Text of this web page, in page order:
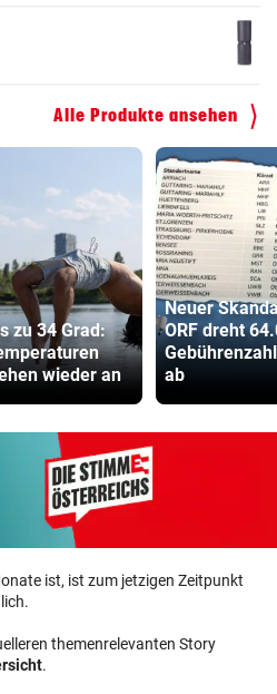
Alle Produkte ansehen
zu 34 Grad:
wieder an
Neuer
ORF dreht
ab
ist, ist zum jetzigen Zeitpunkt
themenrelevanten Story
.